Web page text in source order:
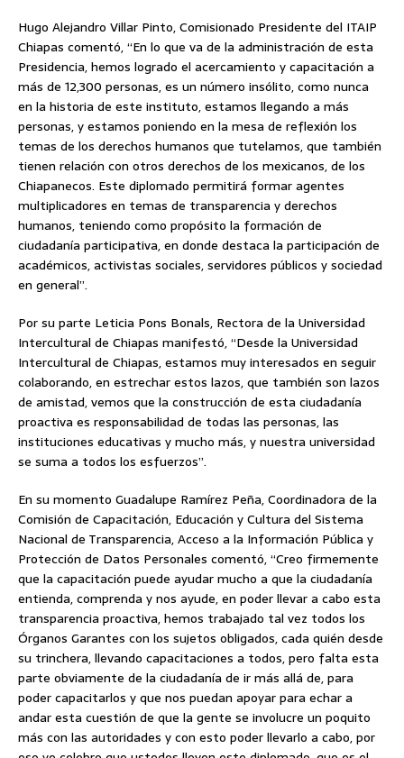
Hugo Alejandro Villar Pinto, Comisionado Presidente del ITAIP
Chiapas comentó, “En lo que va de la administración de esta
Presidencia, hemos logrado el acercamiento y capacitación a
más de 12,300 personas, es un número insólito, como nunca
en la historia de este instituto, estamos llegando a más
personas, y estamos poniendo en la mesa de reflexión los
temas de los derechos humanos que tutelamos, que también
tienen relación con otros derechos de los mexicanos, de los
Chiapanecos. Este diplomado permitirá formar agentes
multiplicadores en temas de transparencia y derechos
humanos, teniendo como propósito la formación de
ciudadanía participativa, en donde destaca la participación de
académicos, activistas sociales, servidores públicos y sociedad
en general”.
Por su parte Leticia Pons Bonals, Rectora de la Universidad
Intercultural de Chiapas manifestó, “Desde la Universidad
Intercultural de Chiapas, estamos muy interesados en seguir
colaborando, en estrechar estos lazos, que también son lazos
de amistad, vemos que la construcción de esta ciudadanía
proactiva es responsabilidad de todas las personas, las
instituciones educativas y mucho más, y nuestra universidad
se suma a todos los esfuerzos”.
En su momento Guadalupe Ramírez Peña, Coordinadora de la
Comisión de Capacitación, Educación y Cultura del Sistema
Nacional de Transparencia, Acceso a la Información Pública y
Protección de Datos Personales comentó, “Creo firmemente
que la capacitación puede ayudar mucho a que la ciudadanía
entienda, comprenda y nos ayude, en poder llevar a cabo esta
transparencia proactiva, hemos trabajado tal vez todos los
Órganos Garantes con los sujetos obligados, cada quién desde
su trinchera, llevando capacitaciones a todos, pero falta esta
parte obviamente de la ciudadanía de ir más allá de, para
poder capacitarlos y que nos puedan apoyar para echar a
andar esta cuestión de que la gente se involucre un poquito
más con las autoridades y con esto poder llevarlo a cabo, por